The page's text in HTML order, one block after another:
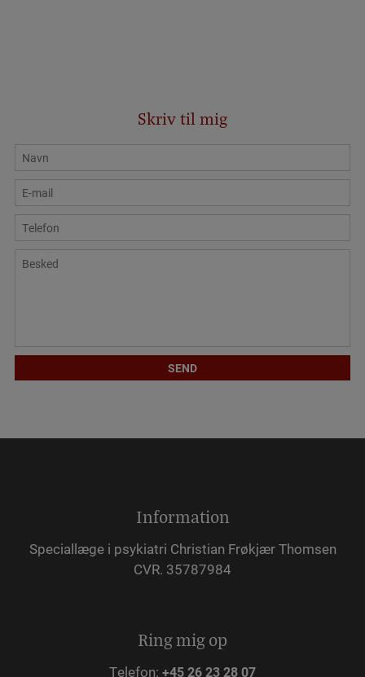
Skriv til mig
Information
Speciallæge i psykiatri Christian Frøkjær Thomsen
CVR. 35787984
Ring mig op
Telefon: +45 26 23 28 07